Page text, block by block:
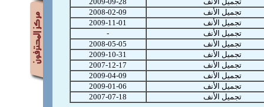
تجميل الأنف
2008-02-09
تجميل الأنف
2009-11-01
تجميل الأنف
-
تجميل الأنف
2008-05-05
تجميل الأنف
2009-10-31
تجميل الأنف
2007-12-17
تجميل الأنف
2009-04-09
تجميل الأنف
2009-01-06
تجميل الأنف
2007-07-18